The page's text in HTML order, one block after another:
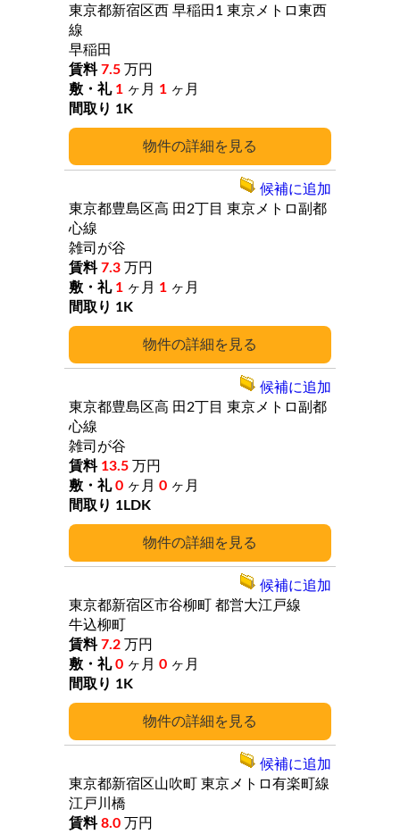
詳細
東京都新宿区西 早稲田1 東京メトロ東西
線
早稲田
7.5 万円
1 ヶ月 1 ヶ月
1K
詳細
東京都豊島区高 田2丁目 東京メトロ副都
心線
雑司が谷
7.3 万円
1 ヶ月 1 ヶ月
1K
候補に追加
詳細
東京都豊島区高 田2丁目 東京メトロ副都
心線
雑司が谷
13.5 万円
0 ヶ月 0 ヶ月
1LDK
候補に追加
詳細
東京都新宿区市谷柳町 都営大江戸線
牛込柳町
7.2 万円
0 ヶ月 0 ヶ月
1K
候補に追加
東京都新宿区山吹町 東京メトロ有楽町線
江戸川橋
8.0 万円
候補に追加